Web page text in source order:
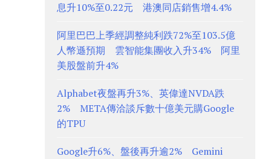
息升10%至0.22元 港澳同店銷售增4.4%
阿里巴巴上季經調整純利跌72%至103.5億
人幣遜預期 雲智能集團收入升34% 阿里
美股盤前升4%
Alphabet夜盤再升3%、英偉達NVDA跌
2% META傳洽談斥數十億美元購Google
的TPU
Google升6%、盤後再升逾2% Gemini